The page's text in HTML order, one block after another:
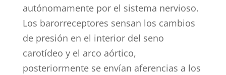
autónomamente por el sistema nervioso.
Los barorreceptores sensan los cambios
de presión en el interior del seno
carotídeo y el arco aórtico,
posteriormente se envían aferencias a los